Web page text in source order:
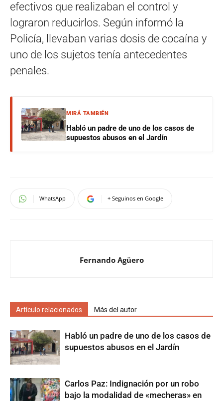
efectivos que realizaban el control y
lograron reducirlos. Según informó la
Policía, llevaban varias dosis de cocaína y
uno de los sujetos tenía antecedentes
penales.
MIRÁ TAMBIÉN
Habló un padre de uno de los casos de
supuestos abusos en el Jardín
WhatsApp + Seguinos en Google
Fernando Agüero
Artículo relacionados Más del autor
Habló un padre de uno de los casos de
supuestos abusos en el Jardín
Carlos Paz: Indignación por un robo
bajo la modalidad de «mecheras» en